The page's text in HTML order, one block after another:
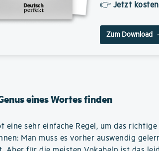
👉 Jetzt
Zum Download
eines Wortes finden
eine sehr einfache Regel, um das
Man muss es vorher auswendig